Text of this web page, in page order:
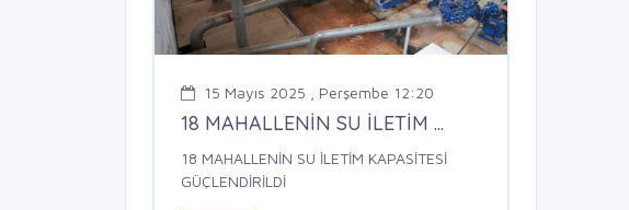
15 Mayıs 2025 , Perşembe 12:20
18 MAHALLENİN SU İLETİM ...
18 MAHALLENİN SU İLETİM KAPASİTESİ
GÜÇLENDİRİLDİ